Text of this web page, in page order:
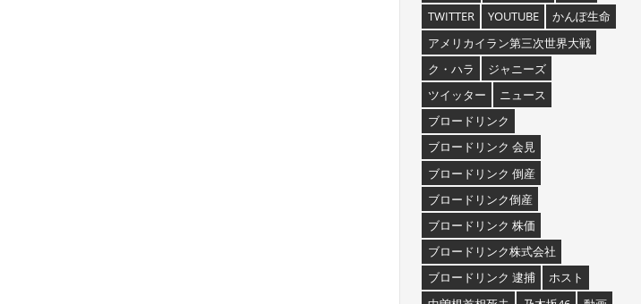
TWITTER
YOUTUBE
かんぽ生命
アメリカイラン第三次世界大戦
ク・ハラ
ジャニーズ
ツイッター
ニュース
ブロードリンク
ブロードリンク 会見
ブロードリンク 倒産
ブロードリンク倒産
ブロードリンク 株価
ブロードリンク株式会社
ブロードリンク 逮捕
ホスト